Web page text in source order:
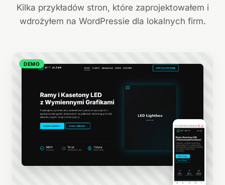
Kilka przykładów stron, które zaprojektowałem i
wdrożyłem na WordPressie dla lokalnych firm.
DEMO